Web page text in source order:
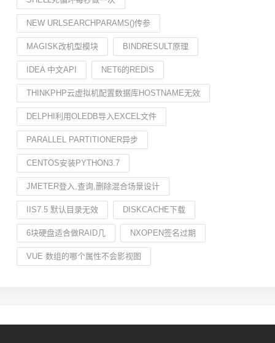
NEW URLSEARCHPARAMS()传参
MAGISK改机型模块 BINDRESULT原理
IDEA 中文API NET6的REDIS
THINKPHP云虚拟机配置数据库HOSTNAME无效
DELPHI利用OLEDB导入EXCEL文件
PARALLEL PARTITIONER异步
CENTOS安装PYTHON3.7
JMETER登入,查询,删除混合场景设计
IIS7.5 默认目录无效 DISKCACHE下载
6块硬盘适合做RAID几 NXOPEN签名过期
VUE 数组的哪个属性不会影视图